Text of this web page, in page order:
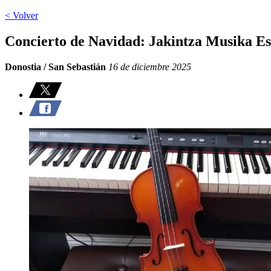
< Volver
Concierto de Navidad: Jakintza Musika
Donostia / San Sebastián 16 de diciembre 2025